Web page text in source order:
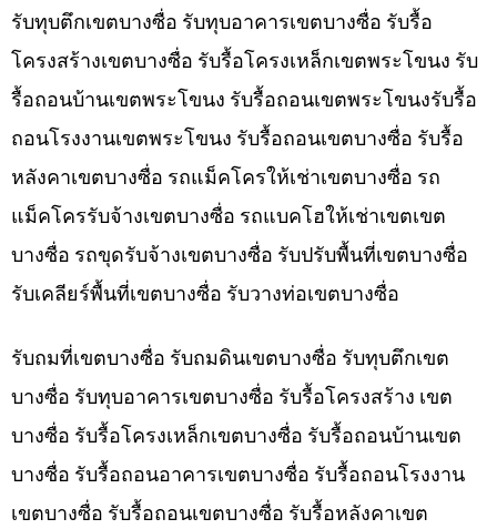
รับทุบตึกเขตบางซื่อ รับทุบอาคารเขตบางซื่อ รับรื้อ
โครงสร้างเขตบางซื่อ รับรื้อโครงเหล็กเขตพระโขนง รับ
รื้อถอนบ้านเขตพระโขนง รับรื้อถอนเขตพระโขนงรับรื้อ
ถอนโรงงานเขตพระโขนง รับรื้อถอนเขตบางซื่อ รับรื้อ
หลังคาเขตบางซื่อ รถแม็คโครให้เช่าเขตบางซื่อ รถ
แม็คโครรับจ้างเขตบางซื่อ รถแบคโฮให้เช่าเขตเขต
บางซื่อ รถขุดรับจ้างเขตบางซื่อ รับปรับพื้นที่เขตบางซื่อ
รับเคลียร์พื้นที่เขตบางซื่อ รับวางท่อเขตบางซื่อ
รับถมที่เขตบางซื่อ รับถมดินเขตบางซื่อ รับทุบตึกเขต
บางซื่อ รับทุบอาคารเขตบางซื่อ รับรื้อโครงสร้าง เขต
บางซื่อ รับรื้อโครงเหล็กเขตบางซื่อ รับรื้อถอนบ้านเขต
บางซื่อ รับรื้อถอนอาคารเขตบางซื่อ รับรื้อถอนโรงงาน
เขตบางซื่อ รับรื้อถอนเขตบางซื่อ รับรื้อหลังคาเขต